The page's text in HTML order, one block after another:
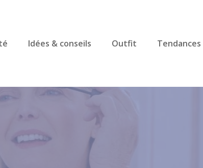
Idées & conseils Outfit Tendances